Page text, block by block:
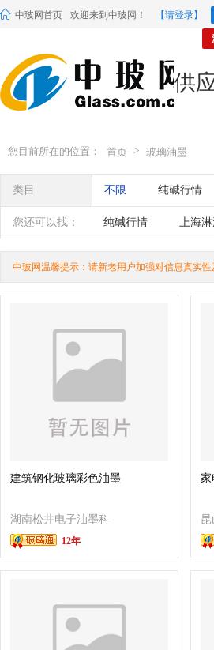
中玻网首页 欢迎来到中玻网！ 【请登录】
供
您目前所在的位置： 首页 > 玻璃油墨
类目 不限 纯碱行情
玻璃杯歌曲 石
您还可以找： 纯碱行情 上海
石榴石的产地
中玻网温馨提示：请新老用户加强对信息真实
建筑钢化玻璃彩色油墨
湖南松井电子油墨科
技有限公司12年
家
司